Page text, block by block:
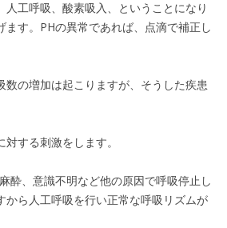
工呼吸、酸素吸入、ということになり
す。PHの異常であれば、点滴で補正し
の増加は起こりますが、そうした疾患
する刺激をします。
酔、意識不明など他の原因で呼吸停止し
ら人工呼吸を行い正常な呼吸リズムが